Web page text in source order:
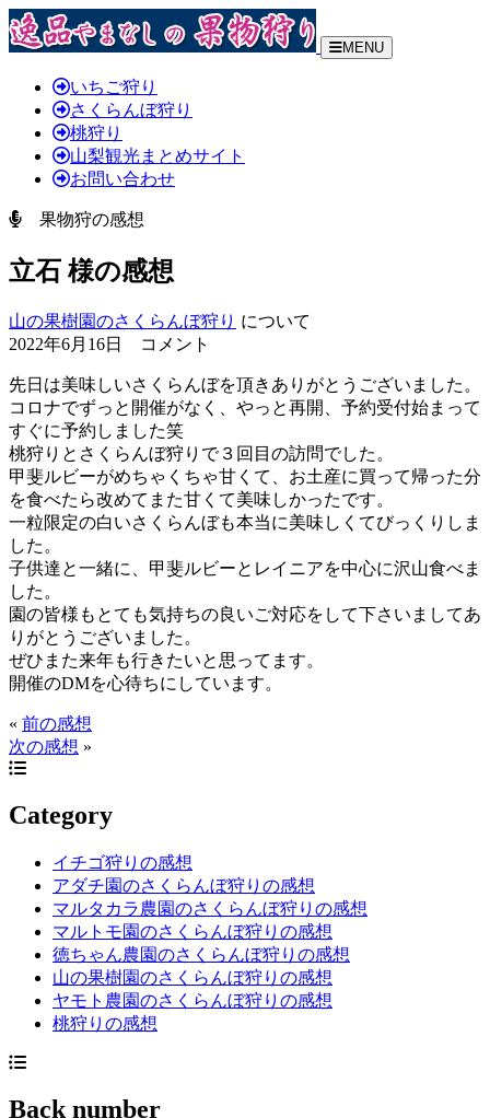
MENU
いちご狩り
さくらんぼ狩り
桃狩り
山梨観光まとめサイト
お問い合わせ
果物狩の感想
立石 様の感想
山の果樹園のさくらんぼ狩り について
2022年6月16日 コメント
先日は美味しいさくらんぼを頂きありがとうございました。
コロナでずっと開催がなく、やっと再開、予約受付始まって
すぐに予約しました笑
桃狩りとさくらんぼ狩りで３回目の訪問でした。
甲斐ルビーがめちゃくちゃ甘くて、お土産に買って帰った分
を食べたら改めてまた甘くて美味しかったです。
一粒限定の白いさくらんぼも本当に美味しくてびっくりしま
した。
子供達と一緒に、甲斐ルビーとレイニアを中心に沢山食べま
した。
園の皆様もとても気持ちの良いご対応をして下さいましてあ
りがとうございました。
ぜひまた来年も行きたいと思ってます。
開催のDMを心待ちにしています。
« 前の感想
次の感想 »
Category
イチゴ狩りの感想
アダチ園のさくらんぼ狩りの感想
マルタカラ農園のさくらんぼ狩りの感想
マルトモ園のさくらんぼ狩りの感想
徳ちゃん農園のさくらんぼ狩りの感想
山の果樹園のさくらんぼ狩りの感想
ヤモト農園のさくらんぼ狩りの感想
桃狩りの感想
Back number